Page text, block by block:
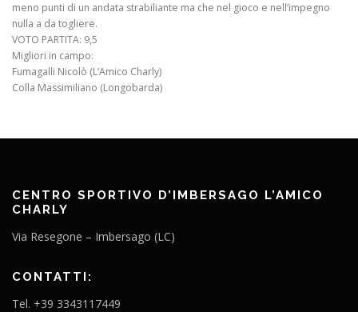
meno punti di un andata strabiliante ma che nel gioco e nell’impegno
nulla a da togliere.
VOTO PARTITA: 9,5
Migliori in campo:
Fumagalli Nicolò (L’Amico Charly)
Colla Massimiliano (Longobarda)
CENTRO SPORTIVO D’IMBERSAGO L’AMICO
CHARLY
Via Resegone – Imbersago (LC)
CONTATTI:
Tel. +39 3343117449